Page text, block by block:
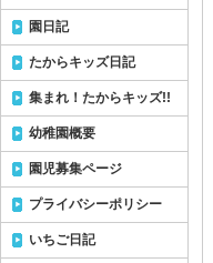
園日記
たからキッズ日記
集まれ！たからキッズ!!
幼稚園概要
園児募集ページ
プライバシーポリシー
いちご日記